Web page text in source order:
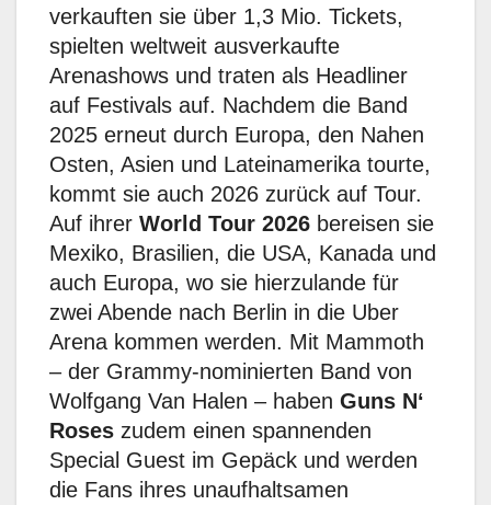
verkauften sie über 1,3 Mio. Tickets,
spielten weltweit ausverkaufte
Arenashows und traten als Headliner
auf Festivals auf. Nachdem die Band
2025 erneut durch Europa, den Nahen
Osten, Asien und Lateinamerika tourte,
kommt sie auch 2026 zurück auf Tour.
Auf ihrer World Tour 2026 bereisen sie
Mexiko, Brasilien, die USA, Kanada und
auch Europa, wo sie hierzulande für
zwei Abende nach Berlin in die Uber
Arena kommen werden. Mit Mammoth
– der Grammy-nominierten Band von
Wolfgang Van Halen – haben Guns N‘
Roses zudem einen spannenden
Special Guest im Gepäck und werden
die Fans ihres unaufhaltsamen